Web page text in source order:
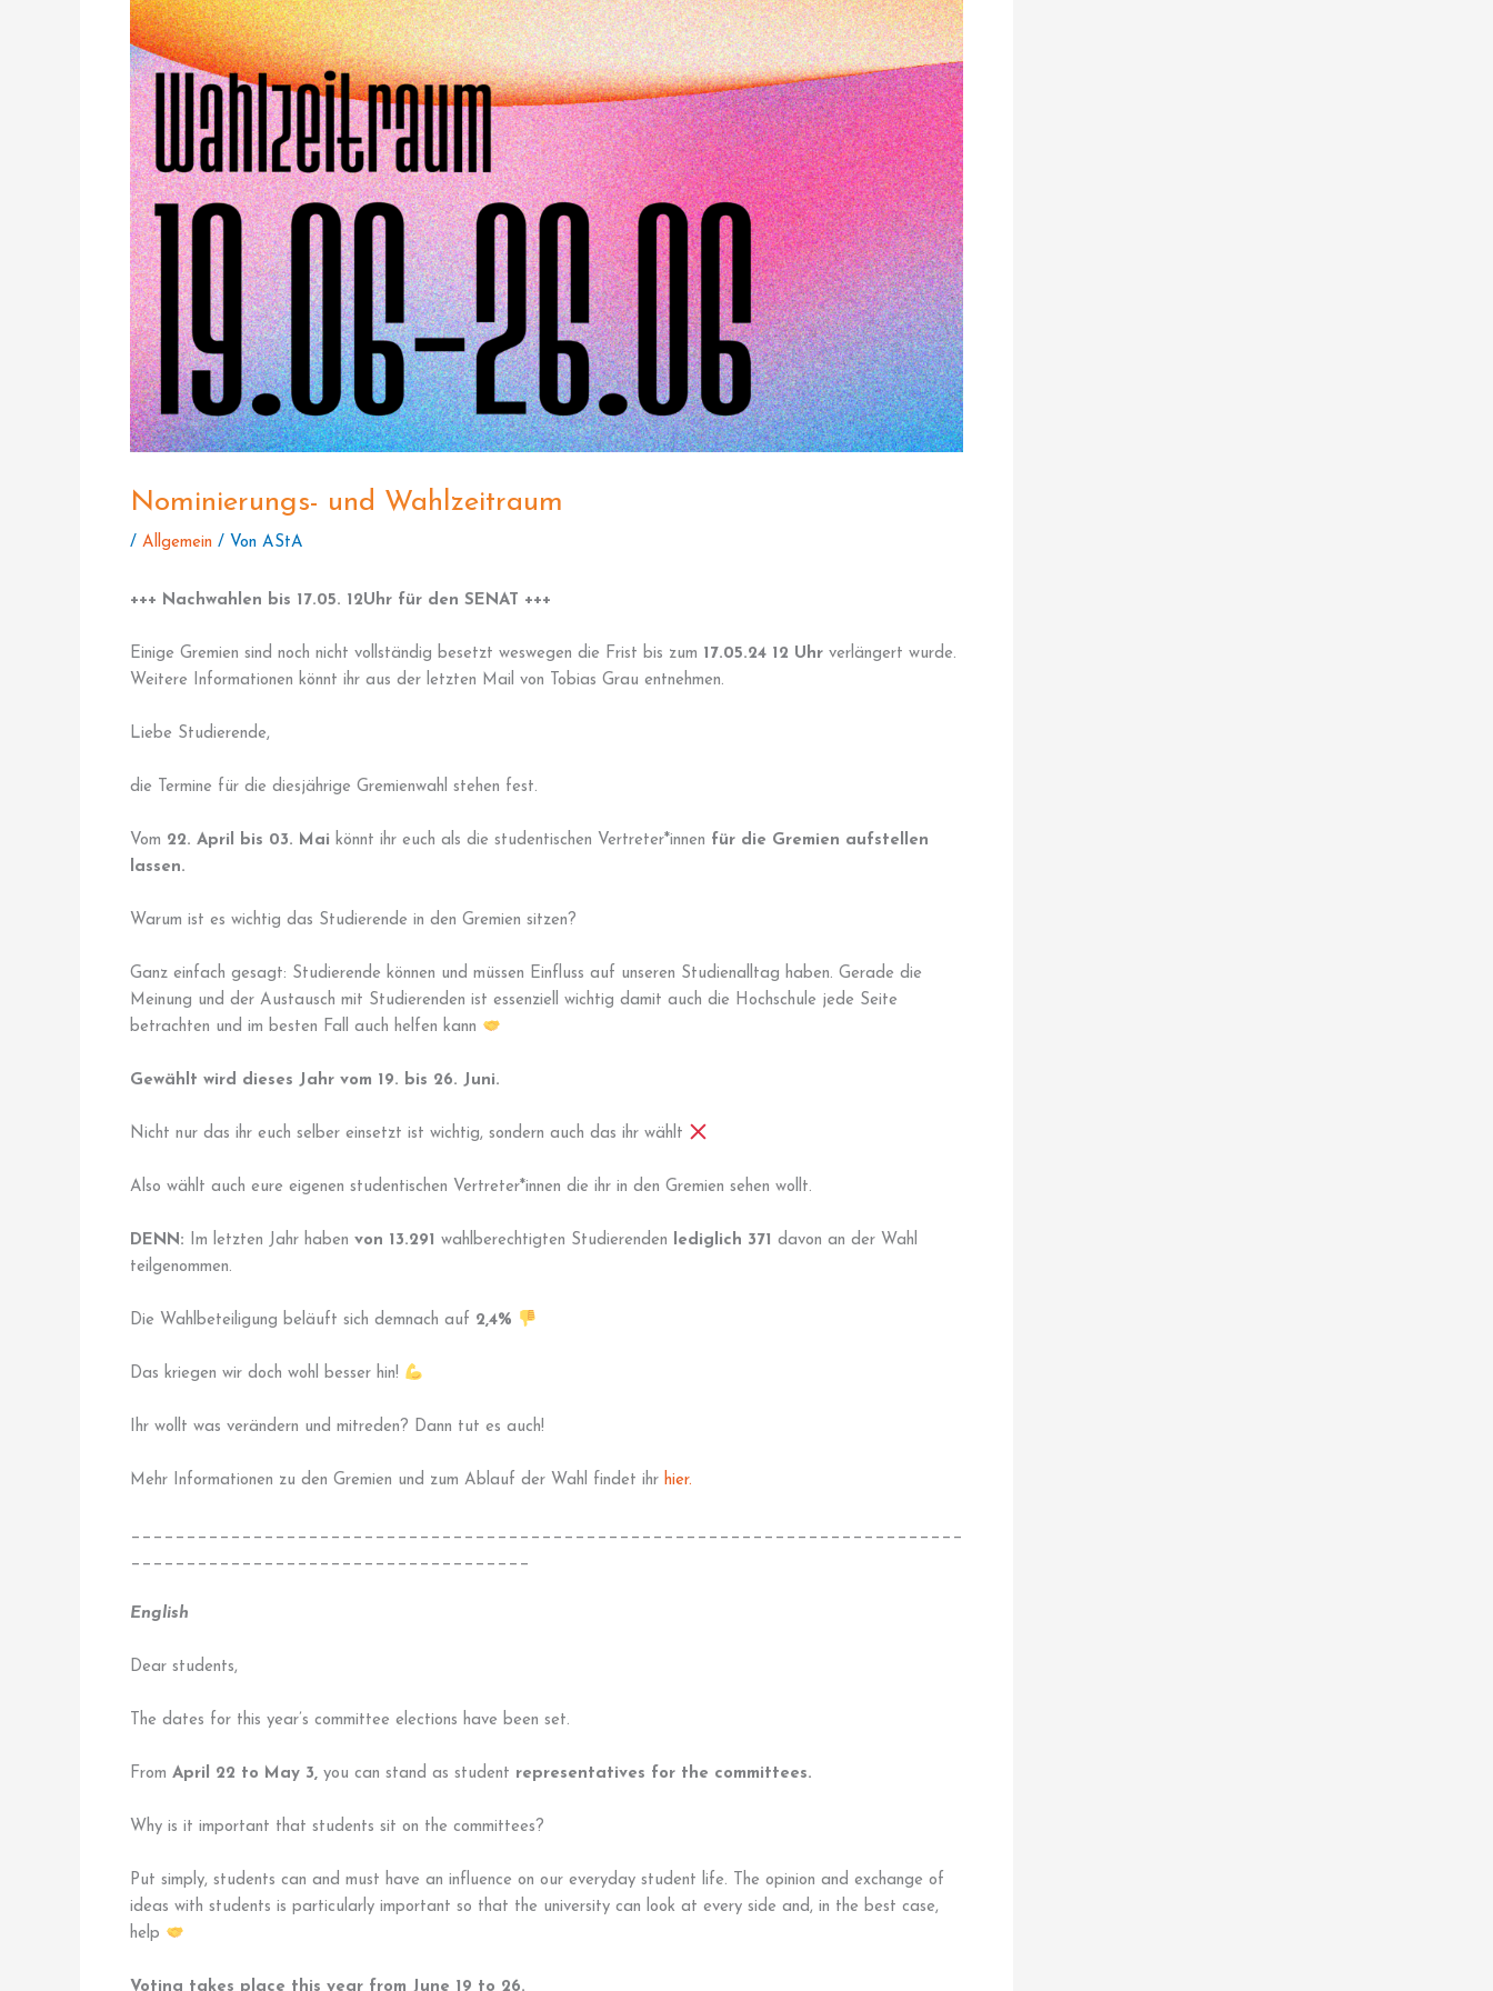
Nominierungs- und Wahlzeitraum
/ Allgemein / Von AStA
+++ Nachwahlen bis 17.05. 12Uhr für den SENAT +++
Einige Gremien sind noch nicht vollständig besetzt weswegen die Frist bis zum 17.05.24 12 Uhr verlängert wurde.
Weitere Informationen könnt ihr aus der letzten Mail von Tobias Grau entnehmen.
Liebe Studierende,
die Termine für die diesjährige Gremienwahl stehen fest.
Vom 22. April bis 03. Mai könnt ihr euch als die studentischen Vertreter*innen für die Gremien aufstellen
lassen.
Warum ist es wichtig das Studierende in den Gremien sitzen?
Ganz einfach gesagt: Studierende können und müssen Einfluss auf unseren Studienalltag haben. Gerade die
Meinung und der Austausch mit Studierenden ist essenziell wichtig damit auch die Hochschule jede Seite
betrachten und im besten Fall auch helfen kann
Gewählt wird dieses Jahr vom 19. bis 26. Juni.
Nicht nur das ihr euch selber einsetzt ist wichtig, sondern auch das ihr wählt
Also wählt auch eure eigenen studentischen Vertreter*innen die ihr in den Gremien sehen wollt.
DENN: Im letzten Jahr haben von 13.291 wahlberechtigten Studierenden lediglich 371 davon an der Wahl
teilgenommen.
Die Wahlbeteiligung beläuft sich demnach auf 2,4%
Das kriegen wir doch wohl besser hin!
Ihr wollt was verändern und mitreden? Dann tut es auch!
Mehr Informationen zu den Gremien und zum Ablauf der Wahl findet ihr hier.
___________________________________________________________________________
____________________________________
English
Dear students,
The dates for this year’s committee elections have been set.
From April 22 to May 3, you can stand as student representatives for the committees.
Why is it important that students sit on the committees?
Put simply, students can and must have an influence on our everyday student life. The opinion and exchange of
ideas with students is particularly important so that the university can look at every side and, in the best case,
help
Voting takes place this year from June 19 to 26.